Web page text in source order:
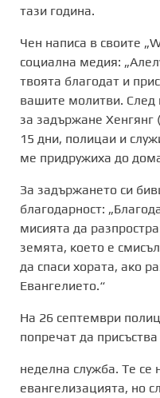
тази година.
Чен написа в своите
социална медия:
твоята благодат и
вашите молитви. След
за задържане Хенгянг (
15 дни, полицаи и
ме придружиха до
За задържането си
благодарност:
мисията да
земята, което е
да спаси хората, ако
Евангелието.“
На 26 септември
попречат да присъства
неделна служба. Те се
евангелизацията, но